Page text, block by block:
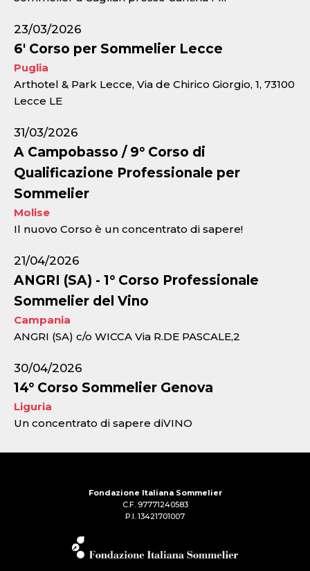
23/03/2026
6' Corso per Sommelier Lecce
Puglia
Arthotel & Park Lecce, Via de Chirico Giorgio, 1, 73100
Lecce LE
31/03/2026
A Campobasso / 9° Corso di
Qualificazione Professionale per
Sommelier
Molise
Il nuovo Corso è un concentrato di sapere!
21/04/2026
ANGRI (SA) - 1° Corso Professionale
Sommelier del Vino
Campania
ANGRI (SA) c/o WICCA Via R.DE PASCALE,2
30/04/2026
14° Corso Sommelier Genova
Liguria
Un concentrato di sapere diVINO
Fondazione Italiana Sommelier
C.F. 97771240583
P.I. 13421701007